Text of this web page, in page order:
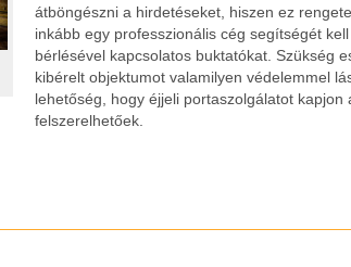
átböngészni a hirdetéseket, hiszen ez
inkább egy professzionális cég segítségét
bérlésével kapcsolatos buktatókat. Szükség
kibérelt objektumot valamilyen védelemmel
lehetőség, hogy éjjeli portaszolgálatot
felszerelhetőek.